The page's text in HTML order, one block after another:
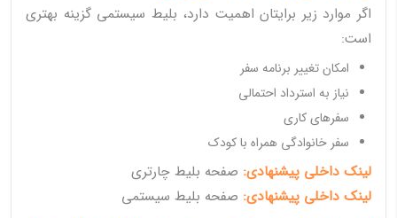
اگر موارد زیر برایتان اهمیت دارد، بلیط سیستمی گزینه بهتری
است:
امکان تغییر برنامه سفر
نیاز به استرداد احتمالی
سفرهای کاری
سفر خانوادگی همراه با کودک
لینک داخلی پیشنهادی: صفحه بلیط چارتری
لینک داخلی پیشنهادی: صفحه بلیط سیستمی